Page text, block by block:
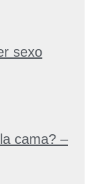
sexo
cama? –